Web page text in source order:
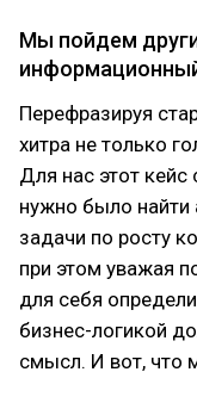
Мы пойдем
Перефразируя
хитра не только
Для нас этот кейс
нужно было найти
задачи по росту
при этом уважая
для себя
бизнес-логикой
смысл. И вот, что